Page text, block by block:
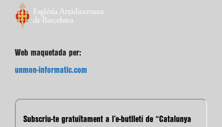
Web maquetada per:
unmon-informatic.com
Subscriu-te gratuïtament a l’e-butlletí de “Catalunya